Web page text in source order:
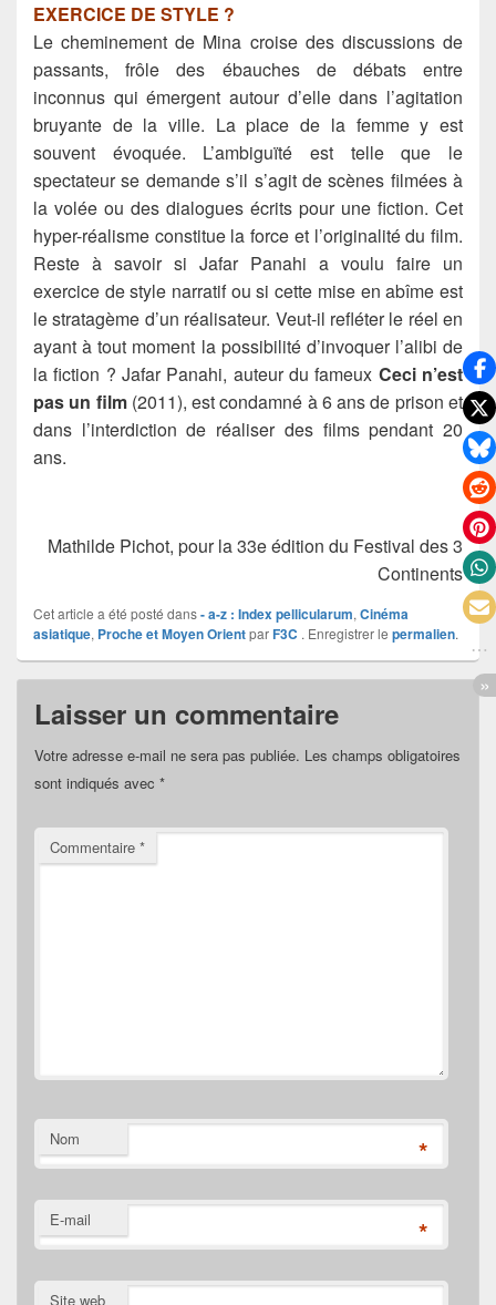
EXERCICE DE STYLE ?
Le cheminement de Mina croise des discussions de
passants, frôle des ébauches de débats entre
inconnus qui émergent autour d’elle dans l’agitation
bruyante de la ville. La place de la femme y est
souvent évoquée. L’ambiguïté est telle que le
spectateur se demande s’il s’agit de scènes filmées à
la volée ou des dialogues écrits pour une fiction. Cet
hyper-réalisme constitue la force et l’originalité du film.
Reste à savoir si Jafar Panahi a voulu faire un
exercice de style narratif ou si cette mise en abîme est
le stratagème d’un réalisateur. Veut-il refléter le réel en
ayant à tout moment la possibilité d’invoquer l’alibi de
la fiction ? Jafar Panahi, auteur du fameux Ceci n’est
pas un film(2011), est condamné à 6 ans de prison et
dans l’interdiction de réaliser des films pendant 20
ans.
Mathilde Pichot, pour la 33e édition du Festival des 3
Continents
Cet article a été posté dans- a-z : Index pellicularum,Cinéma
asiatique, Proche et Moyen OrientparF3C . Enregistrer le permalien.
Laisser un commentaire
Votre adresse e-mail ne sera pas publiée. Les champs obligatoires
sont indiqués avec *
Commentaire *
Nom *
E-mail *
Site web